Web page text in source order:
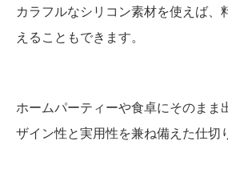
カラフルなシリコン素材を使えば、
えることもできます。
ホームパーティーや食卓にそのまま
ザイン性と実用性を兼ね備えた仕切